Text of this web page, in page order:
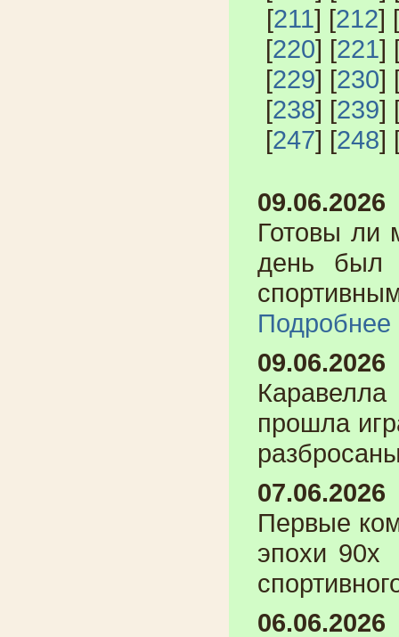
[211] [212] [
[220] [221]
[229] [230]
[238] [239]
[247] [248]
09.06.2026
Готовы
день был
Подробнее
09.06.2026
прошла
07.06.2026
Первые
эпохи
06.06.2026